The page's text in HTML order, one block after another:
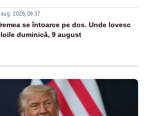
2026, 09:37
se întoarce pe dos. Unde lovesc
duminică, 9 august